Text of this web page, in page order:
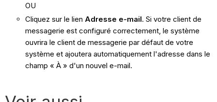
OU
Cliquez sur le lien Adresse e-mail. Si votre client de
messagerie est configuré correctement, le système
ouvrira le client de messagerie par défaut de votre
système et ajoutera automatiquement l'adresse dans le
champ « À » d'un nouvel e-mail.